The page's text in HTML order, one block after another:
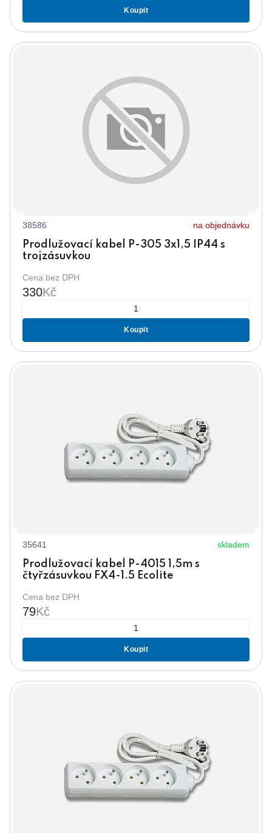
Koupit
38586 na objednávku
Prodlužovací kabel P-305 3x1,5 IP44 s
trojzásuvkou
Cena bez DPH
330Kč
Koupit
35641 skladem
Prodlužovací kabel P-4015 1,5m s
čtyřzásuvkou FX4-1.5 Ecolite
Cena bez DPH
79Kč
Koupit